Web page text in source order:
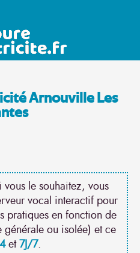
Arnouville Les
le souhaitez, vous
vocal interactif pour
pratiques en fonction de
ou isolée) et ce
et7J/7.